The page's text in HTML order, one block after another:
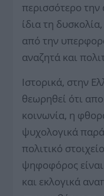
περισσότερο την
ίδια τη
από την
αναζητά και
Ιστορικά, στην
θεωρηθεί ότι
κοινωνία, η
ψυχολογικά
πολιτικό
ψηφοφόρος
και εκλογικά